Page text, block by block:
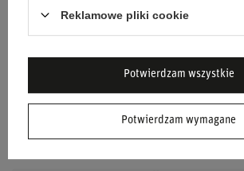
Materiał Inny
Płeć Unisex
Marka Sparco
Reklamowe pliki cookie
Potwierdzam wymagane
Potwierdzam wszystkie